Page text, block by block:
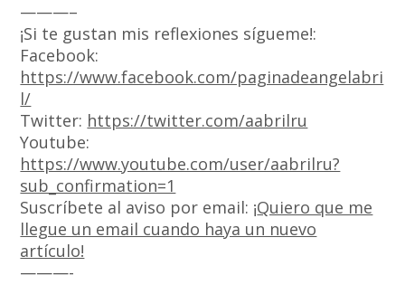
———–
¡Si te gustan mis reflexiones sígueme!:
Facebook:
https://www.facebook.com/paginadeangelabri
l/
Twitter: https://twitter.com/aabrilru
Youtube:
https://www.youtube.com/user/aabrilru?
sub_confirmation=1
Suscríbete al aviso por email: ¡Quiero que me
llegue un email cuando haya un nuevo
artículo!
———-